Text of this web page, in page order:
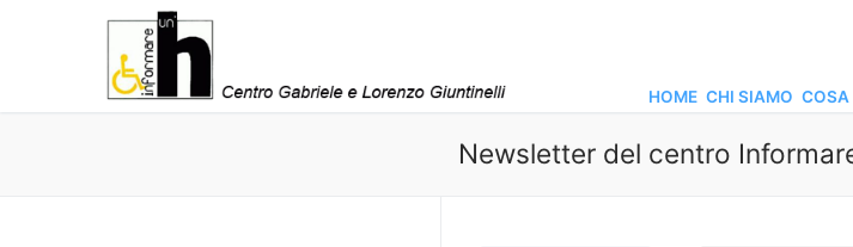
HOME CHI SIAMO COSA
Newsletter del centro